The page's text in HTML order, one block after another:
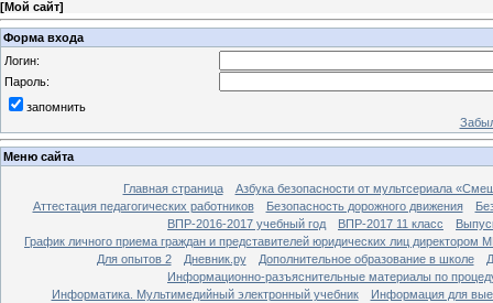
[Мой сайт]
Форма входа
Логин:
Пароль:
запомнить
Меню сайта
Главная страница
Азбука безопасности от мультсериала
Аттестация педагогических работников
Безопасность дорожного движения
ВПР-2016-2017 учебный год
ВПР-2017 11 класс
График личного приема граждан и представителей юридических лиц
Для опытов 2
Дневник.ру Дополнительное образование в школе
Информационно-разъяснительные материалы по
Информатика. Мультимедийный электронный учебник
Информация для